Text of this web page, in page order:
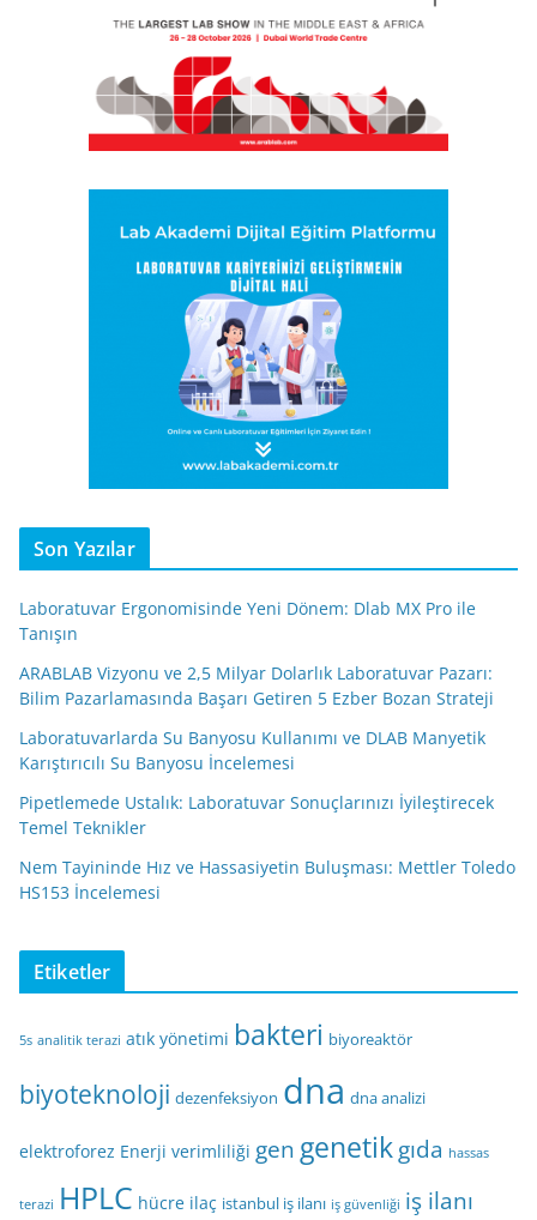
Son Yazılar
Laboratuvar Ergonomisinde Yeni Dönem: Dlab MX Pro ile
Tanışın
ARABLAB Vizyonu ve 2,5 Milyar Dolarlık Laboratuvar Pazarı:
Bilim Pazarlamasında Başarı Getiren 5 Ezber Bozan Strateji
Laboratuvarlarda Su Banyosu Kullanımı ve DLAB Manyetik
Karıştırıcılı Su Banyosu İncelemesi
Pipetlemede Ustalık: Laboratuvar Sonuçlarınızı İyileştirecek
Temel Teknikler
Nem Tayininde Hız ve Hassasiyetin Buluşması: Mettler Toledo
HS153 İncelemesi
Etiketler
5s analitik terazi atık yönetimi bakteri biyoreaktör
biyoteknoloji dezenfeksiyon dna dna analizi
elektroforez Enerji verimliliği gen genetikgıda hassas
terazi HPLC hücre ilaç istanbul iş ilanı iş güvenliği iş ilanı